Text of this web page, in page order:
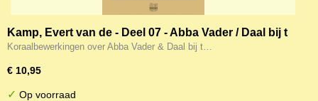
Kamp, Evert van de - Deel 07 - Abba Vader / Daal bij t
huiswaarts gaan
Koraalbewerkingen over Abba Vader & Daal bij t…
€ 10,95
✓ Op voorraad